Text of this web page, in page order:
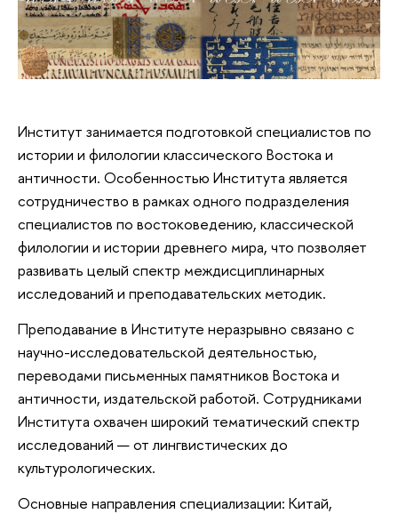
Институт занимается подготовкой специалистов по
истории и филологии классического Востока и
античности. Особенностью Института является
сотрудничество в рамках одного подразделения
специалистов по востоковедению, классической
филологии и истории древнего мира, что позволяет
развивать целый спектр междисциплинарных
исследований и преподавательских методик.
Преподавание в Институте неразрывно связано с
научно-исследовательской деятельностью,
переводами письменных памятников Востока и
античности, издательской работой. Сотрудниками
Института охвачен широкий тематический спектр
исследований — от лингвистических до
культурологических.
Основные направления специализации: Китай,